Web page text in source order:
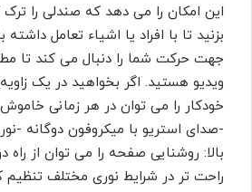
این امکان را می دهد که صندلی را ترک
بزنید تا با افراد یا اشیاء تعامل
جهت حرکت شما را دنبال می کند تا
ویدیو هستید. اگر بخواهید در یک زاویه
خودکار را می توان در هر زمانی
-صدای استریو با میکروفون دوگانه -
بالا: روشنایی صفحه را می توان از راه
راحت تر در شرایط نوری مختلف تنظیم